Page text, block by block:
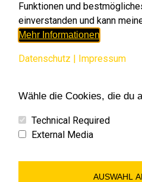
Search:
Funktionen und
einverstanden und kann
Mehr Informationen
Datenschutz | Impressum
Wähle die Cookies, die du
Technical Required
External Media
AUSWAHL